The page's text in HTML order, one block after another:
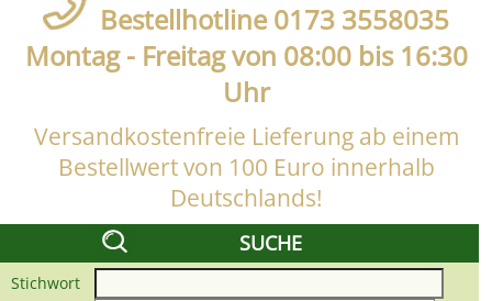
Bestellhotline 0173 3558035
Montag - Freitag von 08:00 bis 16:30
Uhr
Versandkostenfreie Lieferung ab einem
Bestellwert von 100 Euro innerhalb
Deutschlands!
SUCHE
Stichwort